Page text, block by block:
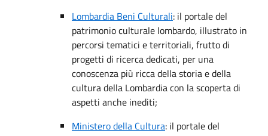
Lombardia Beni Culturali: il portale del
patrimonio culturale lombardo, illustrato in
percorsi tematici e territoriali, frutto di
progetti di ricerca dedicati, per una
conoscenza più ricca della storia e della
cultura della Lombardia con la scoperta di
aspetti anche inediti;
Ministero della Cultura: il portale del